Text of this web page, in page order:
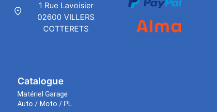
Catalogue
Matériel Garage
Auto / Moto / PL
1 Rue Lavoisier
02600 VILLERS
COTTERETS